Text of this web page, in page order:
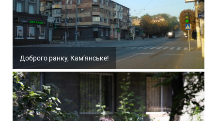
Доброго ранку, Кам’янське!